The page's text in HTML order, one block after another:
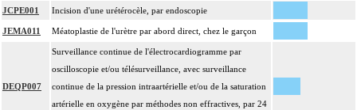
JCPE001 Incision d'une urétérocèle, par endoscopie
JEMA011 Méatoplastie de l'urètre par abord direct, chez le garçon
DEQP007
Surveillance continue de l'électrocardiogramme par
oscilloscopie et/ou télésurveillance, avec surveillance
continue de la pression intraartérielle et/ou de la saturation
artérielle en oxygène par méthodes non effractives, par 24